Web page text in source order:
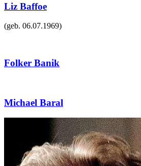
Liz Baffoe
(geb. 06.07.1969)
Folker Banik
Michael Baral